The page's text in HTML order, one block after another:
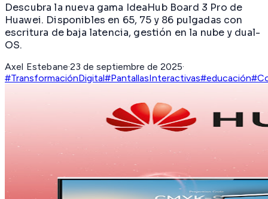
Descubra la nueva gama IdeaHub Board 3 Pro de
Huawei. Disponibles en 65, 75 y 86 pulgadas con
escritura de baja latencia, gestión en la nube y dual-
OS.
Axel Estebane·23 de septiembre de 2025·
#TransformaciónDigital#PantallasInteractivas#educación